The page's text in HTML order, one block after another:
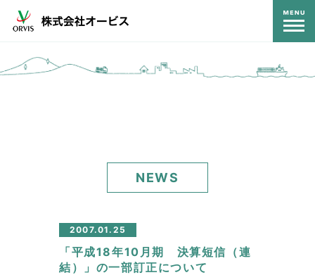
NEWS
2007.01.25
「平成18年10月期 決算短信（連
結）」の一部訂正について